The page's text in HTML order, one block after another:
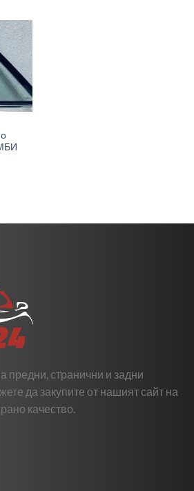
предни, странични и задни
да закупите от нашият сайт на
качество.